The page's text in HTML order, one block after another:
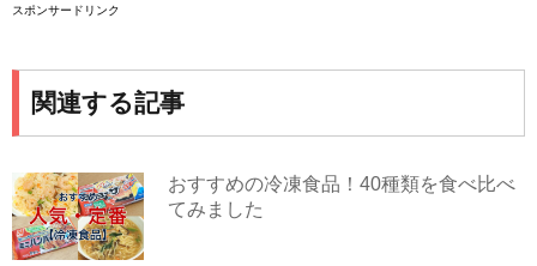
スポンサードリンク
関連する記事
おすすめの冷凍食品！40種類を食べ比べ
てみました